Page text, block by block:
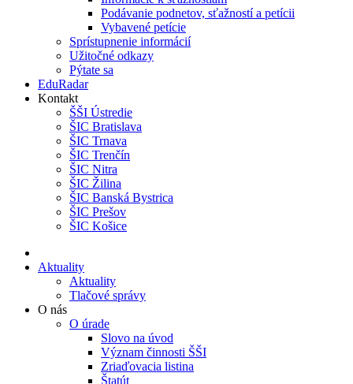
Podávanie podnetov, sťažností a petícii
Vybavené petície
Sprístupnenie informácií
Užitočné odkazy
Pýtate sa
EduRadar
Kontakt
ŠŠI Ústredie
ŠIC Bratislava
ŠIC Trnava
ŠIC Trenčín
ŠIC Nitra
ŠIC Žilina
ŠIC Banská Bystrica
ŠIC Prešov
ŠIC Košice
Aktuality
Aktuality
Tlačové správy
O nás
O úrade
Slovo na úvod
Význam činnosti ŠŠI
Zriaďovacia listina
Štatút